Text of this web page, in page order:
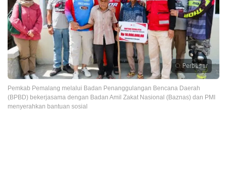
Perbesar
Pemkab Pemalang melalui Badan Penanggulangan Bencana Daerah
(BPBD) bekerjasama dengan Badan Amil Zakat Nasional (Baznas) dan PMI
menyerahkan bantuan sosial